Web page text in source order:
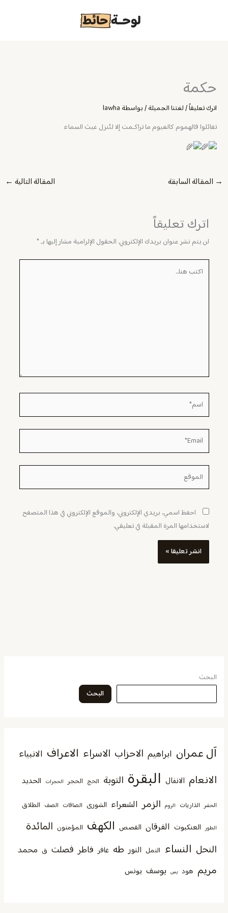
حكمة
اترك تعليقاً/لغتنا الجميلة/ بواسطة lawha
تفائلوا فالهموم كالغيوم ما تراكـمت إلا لتُنزل غيث السماء
→ المقالة السابقة المقالة التالية ←
اترك تعليقاً
لن يتم نشر عنوان بريدك الإلكتروني. الحقول الإلزامية مشار إليها بـ*
اسم*
Email*
الموقع
احفظ اسمي، بريدي الإلكتروني، والموقع الإلكتروني في هذا المتصفح
لاستخدامها المرة المقبلة في تعليقي.
البحث
البحث
آل عمران ابراهيم الاحزاب الاسراء الاعراف الانبياء
الانعام الانفال البقرة التوبة الحج الحجر الحجرات الحديد
الحشر الذاريات الروم الزمر الشعراء الشورى الصافات الصف الطلاق
الطور العنكبوت الفرقان القصص الكهف المؤمنون المائدة
النحل النساء النمل النور طه غافر فاطر فصلت ق محمد
مريم هود يس يوسف يونس